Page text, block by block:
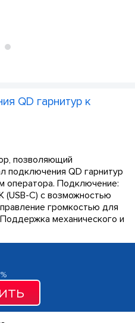
QD гарнитур к
позволяющий
подключения QD гарнитур
оператора. Подключение:
(USB-C) с возможностью
громкостью для
механического и